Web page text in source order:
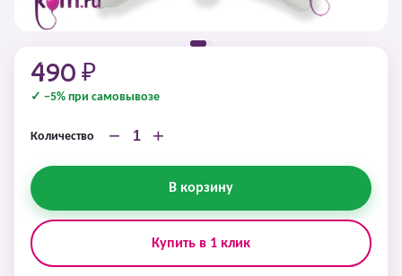
490 ₽
✓ −5% при самовывозе
Количество − +
В корзину
Купить в 1 клик